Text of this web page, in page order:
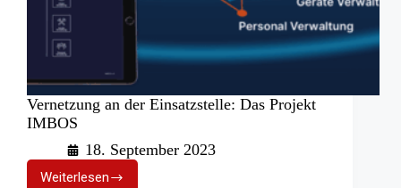
Vernetzung an der Einsatzstelle: Das Projekt
IMBOS
18. September 2023
WeiterlesenVernetzung